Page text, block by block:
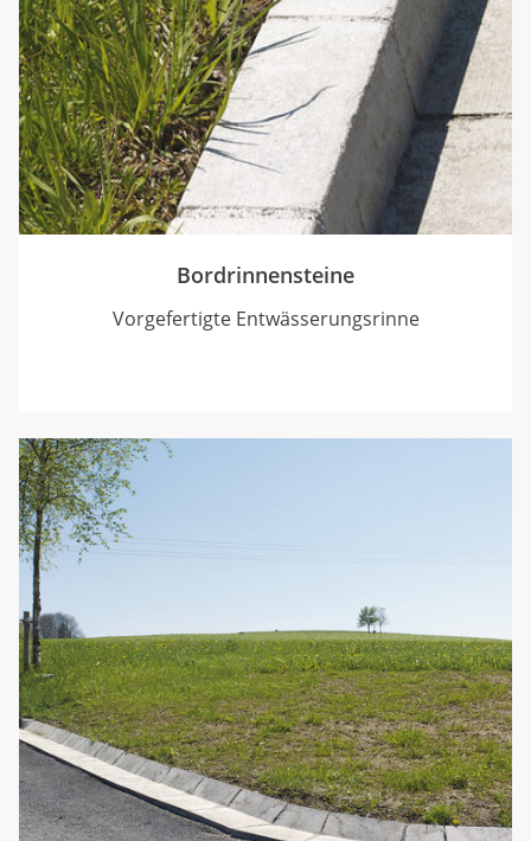
Bordrinnensteine
Vorgefertigte Entwässerungsrinne